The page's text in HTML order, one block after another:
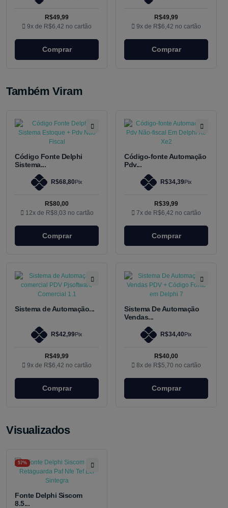
R$49,99
9x de R$6,42 no cartão
Comprar
R$49,99
9x de R$6,42 no cartão
Comprar
Também Viram
Código Fonte Delphi
Sistema...
R$68,80Pix
R$80,00
12x de R$8,03 no cartão
Comprar
Código-fonte Automação
Pdv...
R$34,39Pix
R$39,99
7x de R$6,42 no cartão
Comprar
Sistema de Automação...
R$42,99Pix
R$49,99
9x de R$6,42 no cartão
Comprar
Sistema De Automação
Vendas...
R$34,40 Pix
R$40,00
8x de R$5,70 no cartão
Comprar
Visualizados
57%
Fonte Delphi Siscom
8.5...